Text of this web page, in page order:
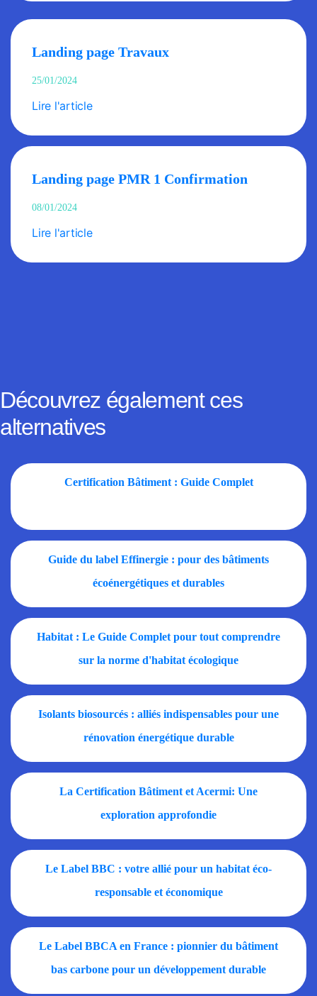
Landing page Travaux
25/01/2024
Lire l'article
Landing page PMR 1 Confirmation
08/01/2024
Lire l'article
Découvrez également ces
alternatives
Certification Bâtiment : Guide Complet
Guide du label Effinergie : pour des bâtiments
écoénergétiques et durables
Habitat : Le Guide Complet pour tout comprendre
sur la norme d'habitat écologique
Isolants biosourcés : alliés indispensables pour une
rénovation énergétique durable
La Certification Bâtiment et Acermi: Une
exploration approfondie
Le Label BBC : votre allié pour un habitat éco-
responsable et économique
Le Label BBCA en France : pionnier du bâtiment
bas carbone pour un développement durable